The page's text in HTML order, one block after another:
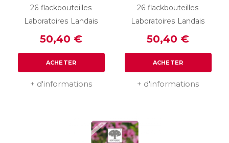
26 flackbouteilles
Laboratoires Landais
50,40 €
ACHETER
+ d'informations
26 flackbouteilles
Laboratoires Landais
50,40 €
ACHETER
+ d'informations